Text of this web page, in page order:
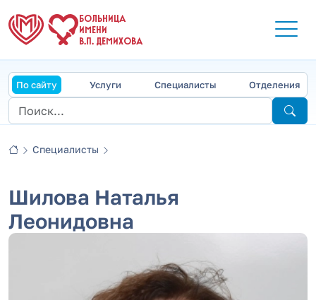
БОЛЬНИЦА
ИМЕНИ
В.П. ДЕМИХОВА
По сайту Услуги Специалисты Отделения
Специалисты
Шилова Наталья
Леонидовна